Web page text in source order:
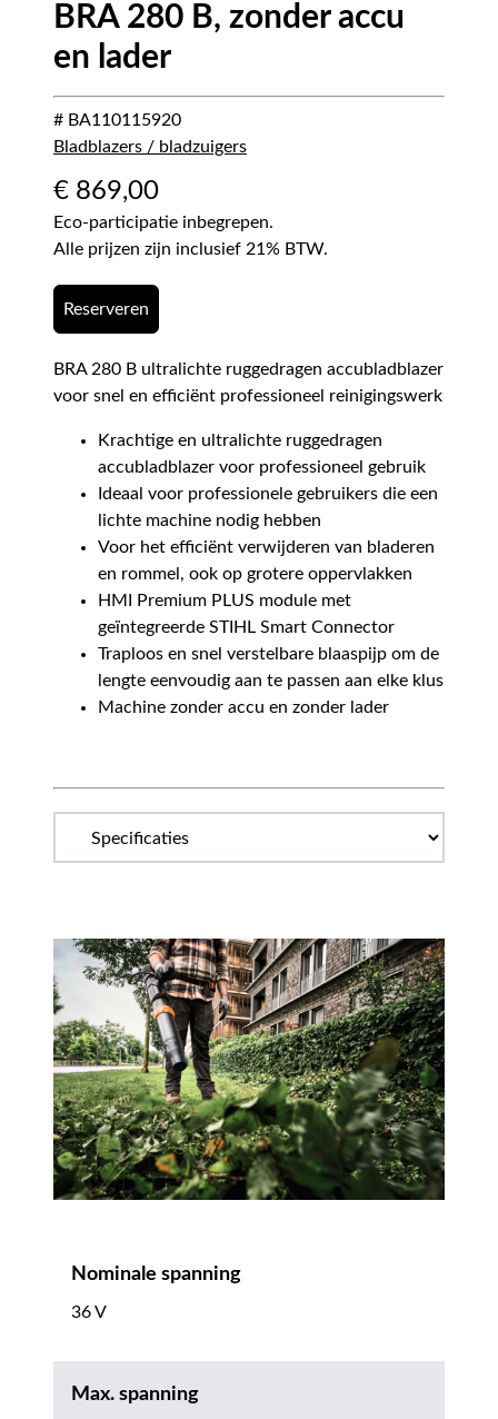
BRA 280 B, zonder accu
en lader
# BA110115920
Bladblazers / bladzuigers
€ 869,00
Eco-participatie inbegrepen.
Alle prijzen zijn inclusief 21% BTW.
Reserveren
BRA 280 B ultralichte ruggedragen accubladblazer
voor snel en efficiënt professioneel reinigingswerk
Krachtige en ultralichte ruggedragen
accubladblazer voor professioneel gebruik
Ideaal voor professionele gebruikers die een
lichte machine nodig hebben
Voor het efficiënt verwijderen van bladeren
en rommel, ook op grotere oppervlakken
HMI Premium PLUS module met
geïntegreerde STIHL Smart Connector
Traploos en snel verstelbare blaaspijp om de
lengte eenvoudig aan te passen aan elke klus
Machine zonder accu en zonder lader
Nominale spanning
36 V
Max. spanning